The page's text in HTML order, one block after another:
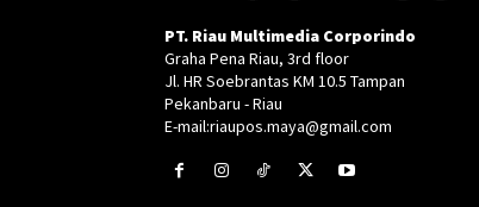
PT. Riau Multimedia Corporindo
Graha Pena Riau, 3rd floor
Jl. HR Soebrantas KM 10.5 Tampan
Pekanbaru - Riau
E-mail:riaupos.maya@gmail.com